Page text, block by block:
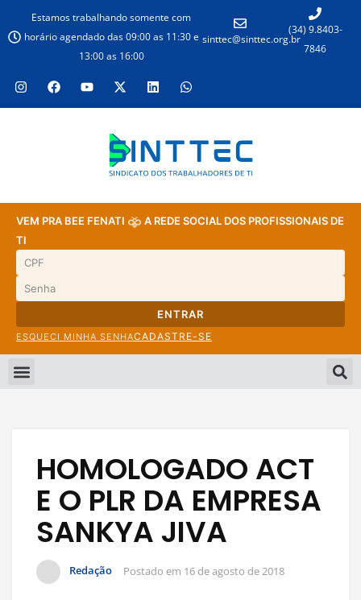
Estamos trabalhando somente com
horário agendado das 09:00 as 11:30 e
13:00 as 16:00
sinttec@sinttec.org.br
(34) 9.8403-
7846
VEM PRA BEE FENATI
A REDE SOCIAL DOS PROFISSIONAIS DE
TI
ENTRAR
ESQUECI MINHA SENHACADASTRE-SE
HOMOLOGADO ACT
E O PLR DA EMPRESA
SANKYA JIVA
Redação Postado em 16 de agosto de 2018